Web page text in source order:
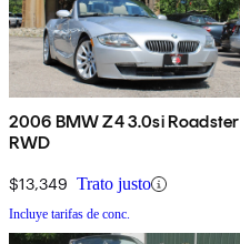
2006 BMW Z4 3.0si Roadster
RWD
$13,349 Trato justo
Incluye tarifas de conc.